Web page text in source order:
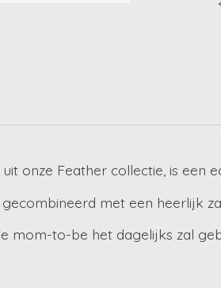
onze Feather collectie, is een
met een heerlijk
mom-to-be het dagelijks zal